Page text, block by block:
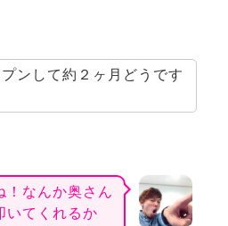
ンして約２ヶ月どうです
！なんか奥さん
いてくれるか